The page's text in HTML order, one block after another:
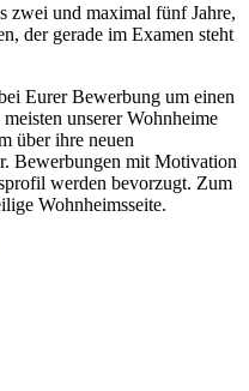
zwei und maximal fünf Jahre,
der gerade im Examen steht
Eurer Bewerbung um einen
unserer Wohnheime
über ihre neuen
Bewerbungen mit Motivation
werden bevorzugt. Zum
Wohnheimsseite.